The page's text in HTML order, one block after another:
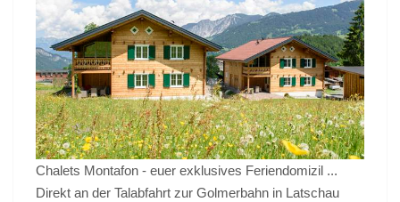
Chalets Montafon - euer exklusives Feriendomizil ...
Direkt an der Talabfahrt zur Golmerbahn in Latschau